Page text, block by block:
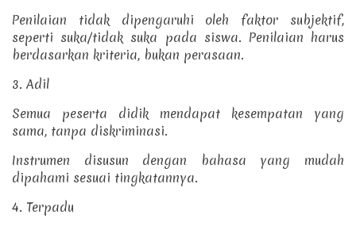
Penilaian tidak dipengaruhi oleh faktor subjektif,
seperti suka/tidak suka pada siswa. Penilaian harus
berdasarkan kriteria, bukan perasaan.
3. Adil
Semua peserta didik mendapat kesempatan yang
sama, tanpa diskriminasi.
Instrumen disusun dengan bahasa yang mudah
dipahami sesuai tingkatannya.
4. Terpadu